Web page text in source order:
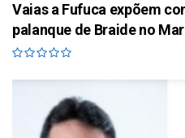
Vaias a Fufuca expõem
palanque de Braide no